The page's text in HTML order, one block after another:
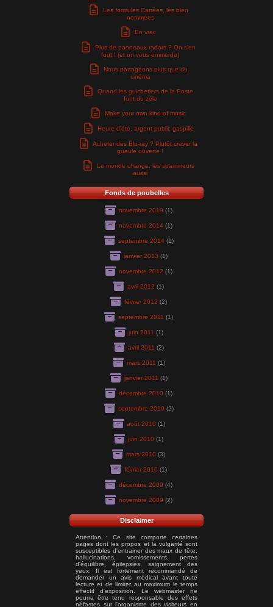
Les formules Carrées, les bien
nommées
En vrac
Plus de panneaux radars ? On s’en
fout ! (et on vous emmerde)
Nous partageons plus que du
cinéma
Quand les guichetiers de la Poste
font du zèle
Make your own kind of music
Heure d’été, argent public gaspillé
Acheter des Blu-ray ? Plutôt crever la
gueule ouverte !
Le monde change, les spammeurs
aussi
Fonds de poubelles
novembre 2019 (1)
novembre 2014 (1)
septembre 2014(1)
janvier 2013 (1)
novembre 2012 (1)
avril 2012 (1)
février 2012 (2)
septembre 2011 (1)
juin 2011 (1)
avril 2011 (2)
mars 2011 (1)
janvier 2011 (1)
décembre 2010 (1)
septembre 2010(2)
août 2010(1)
juin 2010 (1)
mars 2010 (3)
février 2010 (1)
décembre 2009 (4)
novembre 2009 (2)
Disclaimer
Attention : Ce site comporte certaines
pages dont les propos et la vulgarité sont
susceptibles d'entrainer des maux de tête,
hallucinations, vomissements, pertes
d'équilibre, épilepsies, saignement des
yeux. Il est fortement recommandé de
demander un avis médical avant toute
lecture et de limiter au maximum le temps
effectif d'exposition. Le webmaster ne
pourra être tenu responsable des effets
néfastes sur l'organisme des visiteurs en